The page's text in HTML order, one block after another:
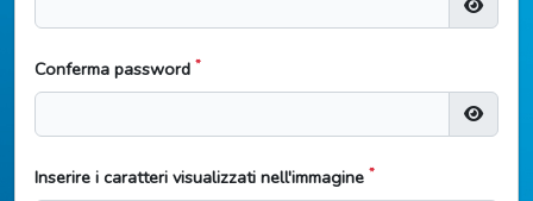
Conferma password *
Inserire i caratteri visualizzati nell'immagine *